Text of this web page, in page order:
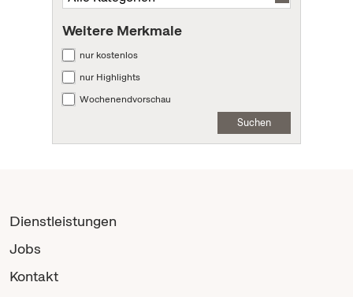
Weitere Merkmale
nur kostenlos
nur Highlights
Wochenendvorschau
Suchen
Dienstleistungen
Jobs
Kontakt